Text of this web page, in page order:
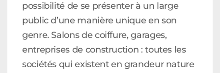
possibilité de se présenter à un large
public d’une manière unique en son
genre. Salons de coiffure, garages,
entreprises de construction : toutes les
sociétés qui existent en grandeur nature